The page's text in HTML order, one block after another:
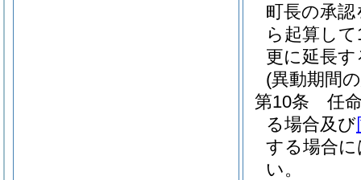
町長の承
ら起算し
更に延長
(異動期間
第10条
任
る場合及び
する場合
い。